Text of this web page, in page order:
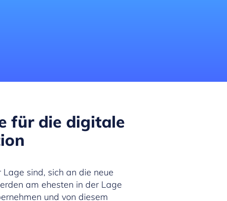
für die digitale
sind, sich an die neue
am ehesten in der Lage
und von diesem